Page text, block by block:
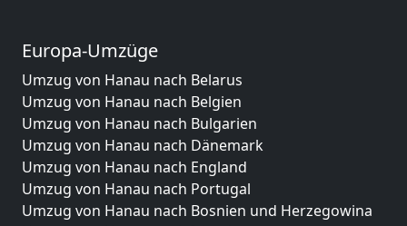
Europa-Umzüge
Umzug von Hanau nach Belarus
Umzug von Hanau nach Belgien
Umzug von Hanau nach Bulgarien
Umzug von Hanau nach Dänemark
Umzug von Hanau nach England
Umzug von Hanau nach Portugal
Umzug von Hanau nach Bosnien und Herzegowina